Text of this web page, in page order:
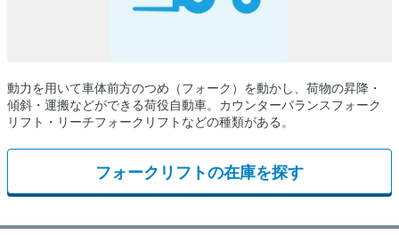
動力を用いて車体前方のつめ（フォーク）を動かし、荷物の昇降・
傾斜・運搬などができる荷役自動車。カウンターバランスフォーク
リフト・リーチフォークリフトなどの種類がある。
フォークリフトの在庫を探す